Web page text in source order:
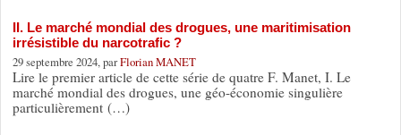
II. Le marché mondial des drogues, une maritimisation
irrésistible du narcotrafic ?
29 septembre 2024, parFlorian MANET
Lire le premier article de cette série de quatre F. Manet, I. Le
marché mondial des drogues, une géo-économie singulière
particulièrement (…)